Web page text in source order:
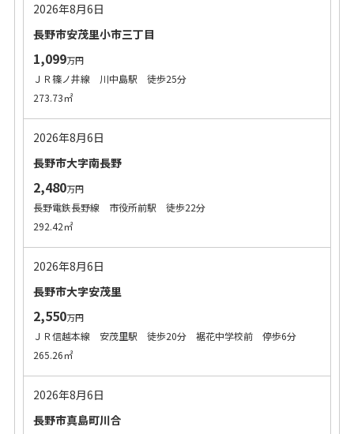
2026年8月6日
長野市安茂里小市三丁目
1,099万円
ＪＲ篠ノ井線 川中島駅 徒歩25分
273.73㎡
2026年8月6日
長野市大字南長野
2,480万円
長野電鉄長野線 市役所前駅 徒歩22分
292.42㎡
2026年8月6日
長野市大字安茂里
2,550万円
ＪＲ信越本線 安茂里駅 徒歩20分 裾花中学校前 停歩6分
265.26㎡
2026年8月6日
長野市真島町川合